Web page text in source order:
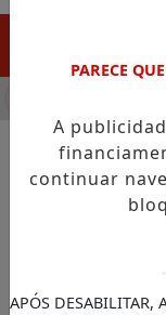
EM
NOTÍCIAS/
Lucro da
regras do
PARECE
A
continuar
APÓS DESABILITAR,